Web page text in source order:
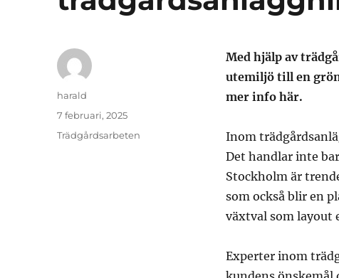
Med hjälp av
utemiljö till en
mer info här.
Inom
Det handlar inte
Stockholm är
som också blir en
växtval som layout
Experter inom
Författare
harald
Publicerat
den
7 februari, 2025
Kategorier
Trädgårdsarbeten